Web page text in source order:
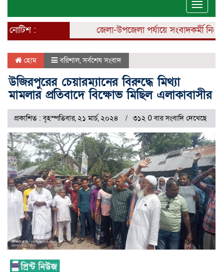
Toggle
নোটিশ :
জেলা-উপজেলা পর্যায়ে সংবাদকর্মী নিয়োগ
হোম বরিশাল,সর্বশেষ সংবাদ
উজিরপুরের চেয়ারম্যানের বিরুদ্ধে মিথ্যা
মামলার প্রতিবাদে বিক্ষোভ মিছিল এলাকাবাসীর
প্রকাশিত : বৃহস্পতিবার, ২১ মার্চ, ২০২৪ ৩১২ 0 বার সংবাদি দেখেছে